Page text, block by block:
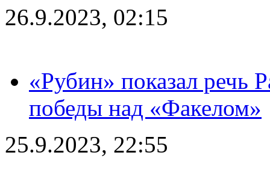
26.9.2023, 02:15
«Рубин» показал речь
победы над «Факелом»
25.9.2023, 22:55